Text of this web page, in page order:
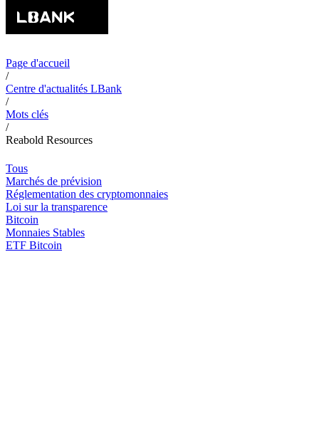
Page d'accueil
/
Centre d'actualités LBank
/
Mots clés
/
Reabold Resources
Tous
Marchés de prévision
Réglementation des cryptomonnaies
Loi sur la transparence
Bitcoin
Monnaies Stables
ETF Bitcoin